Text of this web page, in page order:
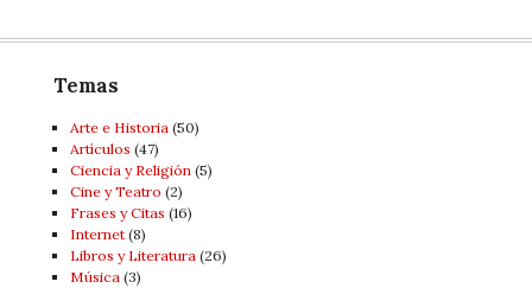
Temas
Arte e Historia(50)
Artí­culos (47)
Ciencia y Religión(5)
Cine y Teatro (2)
Frases y Citas (16)
Internet(8)
Libros y Literatura(26)
Música(3)